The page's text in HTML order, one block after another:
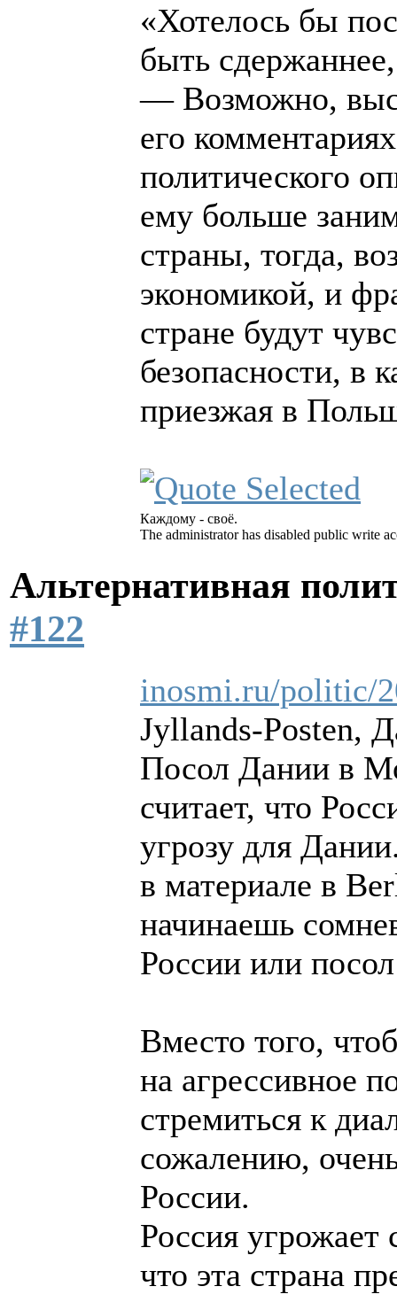
«Хотелось бы
быть
— Возможно,
его
политического
ему больше
страны, тогда,
экономикой, и
стране будут
безопасности, в
приезжая в
Каждому - своё.
The administrator has disabled public write
Альтернативная
#122
inosmi.ru/politic/
Jyllands-Posten,
Посол Дании в
считает, что
угрозу для
в материале в
начинаешь
России или
Вместо того,
на агрессивное
стремиться к
сожалению,
России.
Россия угрожает
что эта страна